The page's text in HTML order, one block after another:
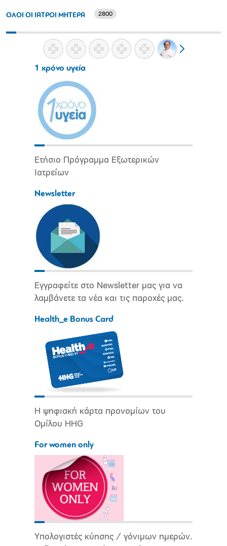
ΟΛΟΙ ΟΙ ΙΑΤΡΟΙ ΜΗΤΕΡΑ 2800
1 χρόνο υγεία
Ετήσιο Πρόγραμμα Εξωτερικών
Ιατρείων
Newsletter
Εγγραφείτε στο Newsletter μας για να
λαμβάνετε τα νέα και τις παροχές μας.
Health_e Bonus Card
Η ψηφιακή κάρτα προνομίων του
Ομίλου HHG
For women only
Υπολογιστές κύησης / γόνιμων ημερών.